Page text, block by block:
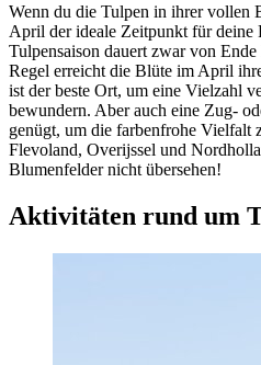
Wenn du die Tulpen in ihrer vollen
April der ideale Zeitpunkt für deine
Tulpensaison dauert zwar von
Regel erreicht die Blüte im April
ist der beste Ort, um eine Vielzahl
bewundern. Aber auch eine Zug-
genügt, um die farbenfrohe Vielfalt
Flevoland, Overijssel und
Blumenfelder nicht übersehen!
Aktivitäten rund um